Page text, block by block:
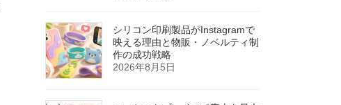
シリコン印刷製品がInstagramで
映える理由と物販・ノベルティ制
作の成功戦略
2026年8月5日